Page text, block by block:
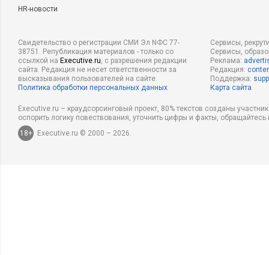
HR-новости
Свидетельство о регистрации СМИ Эл NФС 77-
38751. Републикация материалов - только со
ссылкой на Executive.ru, с разрешения редакции
сайта. Редакция не несет ответственности за
высказывания пользователей на сайте.
Политика обработки персональных данных
Сервисы,
Сервисы,
Реклама:
Редакция:
Поддержка:
Карта сайта
Executive.ru – краудсорсинговый проект, 80% текстов созданы
оспорить логику повествования, уточнить цифры и факты,
18+
Executive.ru © 2000 – 2026.